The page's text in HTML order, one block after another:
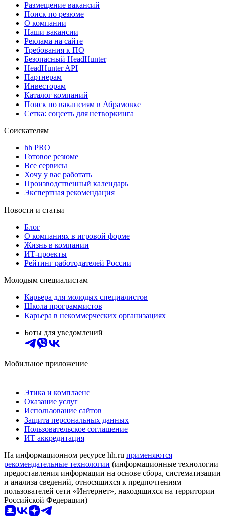
Размещение вакансий
Поиск по резюме
О компании
Наши вакансии
Реклама на сайте
Требования к ПО
Безопасный HeadHunter
HeadHunter API
Партнерам
Инвесторам
Каталог компаний
Поиск по вакансиям в Абрамовке
Сетка: соцсеть для нетворкинга
Соискателям
hh PRO
Готовое резюме
Все сервисы
Хочу у вас работать
Производственный календарь
Экспертная рекомендация
Новости и статьи
Блог
О компаниях в игровой форме
Жизнь в компании
ИТ-проекты
Рейтинг работодателей России
Молодым специалистам
Карьера для молодых специалистов
Школа программистов
Карьера в некоммерческих организациях
Боты для уведомлений
Мобильное приложение
Этика и комплаенс
Оказание услуг
Использование сайтов
Защита персональных данных
Пользовательское соглашение
ИТ аккредитация
На информационном ресурсе hh.ru применяются
рекомендательные технологии (информационные технологии
предоставления информации на основе сбора, систематизации
и анализа сведений, относящихся к предпочтениям
пользователей сети «Интернет», находящихся на территории
Российской Федерации)